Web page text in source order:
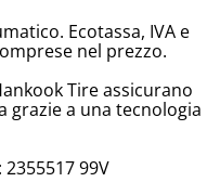
Ecotassa, IVA e
nel prezzo.
Tire assicurano
grazie a una tecnologia
99V